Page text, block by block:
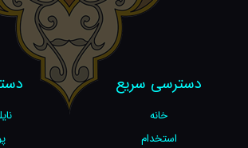
دسترسی سریع
خانه
استخدام